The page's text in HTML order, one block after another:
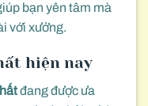
bạn yên tâm mà
với xưởng.
hiện nay
đang được ưa